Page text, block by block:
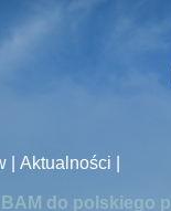
| Aktualności |
do polskiego